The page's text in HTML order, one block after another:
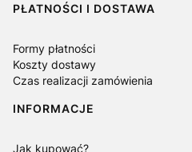
PŁATNOŚCI I DOSTAWA
Formy płatności
Koszty dostawy
Czas realizacji zamówienia
INFORMACJE
Jak kupować?